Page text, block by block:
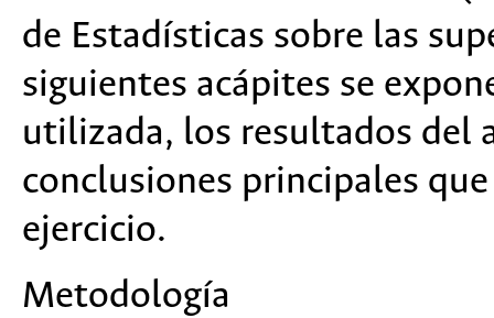
de Estadísticas sobre las
siguientes acápites se
utilizada, los resultados del
conclusiones principales
ejercicio.
Metodología